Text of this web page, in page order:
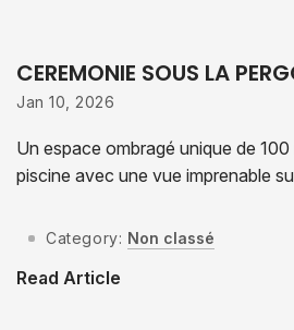
CEREMONIE SOUS LA
Jan 10, 2026
Un espace ombragé unique de
piscine avec une vue imprenable
Category: Non classé
Read Article